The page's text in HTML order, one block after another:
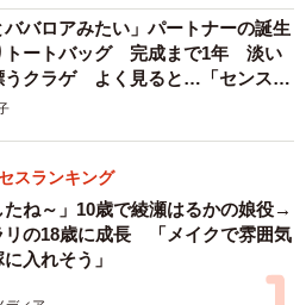
ババロアみたい」パートナーの誕生
トートバッグ 完成まで1年 淡い
うクラゲ よく見ると…「センスす
スランキング
たね～」10歳で綾瀬はるかの娘役→
リの18歳に成長 「メイクで雰囲気
入れそう」